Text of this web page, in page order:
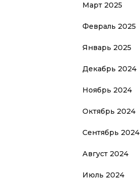
Март 2025
Февраль 2025
Январь 2025
Декабрь 2024
Ноябрь 2024
Октябрь 2024
Сентябрь 2024
Август 2024
Июль 2024